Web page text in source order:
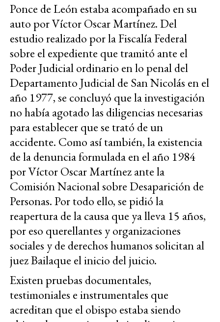
Ponce de León estaba acompañado en su
auto por Víctor Oscar Martínez. Del
estudio realizado por la Fiscalía Federal
sobre el expediente que tramitó ante el
Poder Judicial ordinario en lo penal del
Departamento Judicial de San Nicolás en el
año 1977, se concluyó que la investigación
no había agotado las diligencias necesarias
para establecer que se trató de un
accidente. Como así también, la existencia
de la denuncia formulada en el año 1984
por Víctor Oscar Martínez ante la
Comisión Nacional sobre Desaparición de
Personas. Por todo ello, se pidió la
reapertura de la causa que ya lleva 15 años,
por eso querellantes y organizaciones
sociales y de derechos humanos solicitan al
juez Bailaque el inicio del juicio.
Existen pruebas documentales,
testimoniales e instrumentales que
acreditan que el obispo estaba siendo